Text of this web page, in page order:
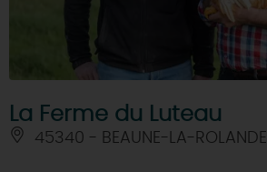
La Ferme du Luteau
45340 - BEAUNE-LA-ROLANDE